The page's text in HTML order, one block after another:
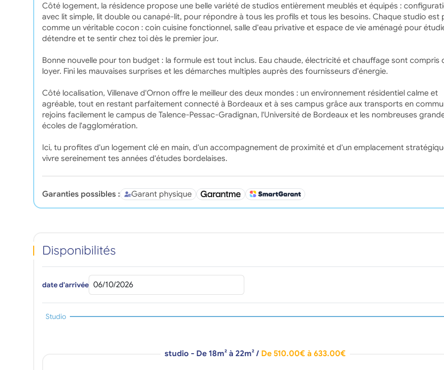
Côté logement, la résidence propose une belle variété de studios entièrement meublés et équipés :
avec lit simple, lit double ou canapé-lit, pour répondre à tous les profils et tous les besoins. Chaque studio est
comme un véritable cocon : coin cuisine fonctionnel, salle d'eau privative et espace de vie aménagé pour
détendre et te sentir chez toi dès le premier jour.
Bonne nouvelle pour ton budget : la formule est tout inclus. Eau chaude, électricité et chauffage sont compris
loyer. Fini les mauvaises surprises et les démarches multiples auprès des fournisseurs d'énergie.
Côté localisation, Villenave d'Ornon offre le meilleur des deux mondes : un environnement résidentiel calme et
agréable, tout en restant parfaitement connecté à Bordeaux et à ses campus grâce aux transports en
rejoins facilement le campus de Talence-Pessac-Gradignan, l'Université de Bordeaux et les nombreuses
écoles de l'agglomération.
Ici, tu profites d'un logement clé en main, d'un accompagnement de proximité et d'un emplacement
vivre sereinement tes années d'études bordelaises.
Garanties possibles : Garant physique
Disponibilités
date d'arrivée
Studio
studio - De 18m² à 22m² / De 510.00€ à 633.00€